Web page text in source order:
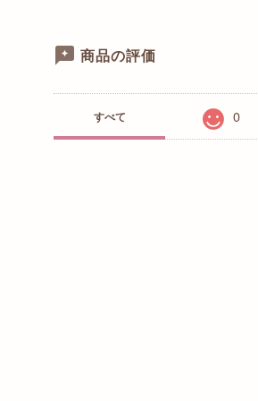
商品の評価
すべて 0